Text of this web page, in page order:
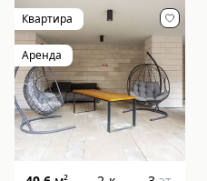
Квартира
Аренда